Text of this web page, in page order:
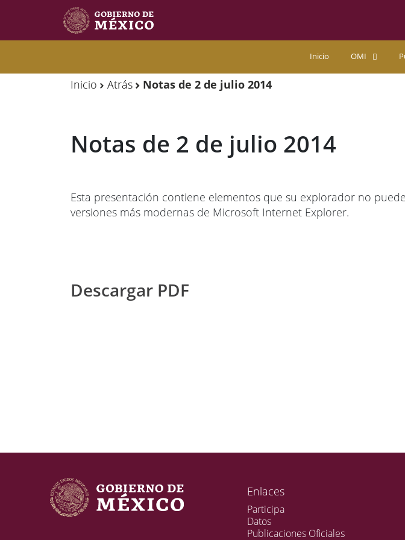
de
Humanas
de
Humanas
Inicio OMI
Inicio Atrás Notas de 2 de julio 2014
Notas de 2 de julio 2014
Esta presentación contiene elementos que su explorador no
versiones más modernas de Microsoft Internet Explorer.
Descargar PDF
Enlaces
Participa
Datos
Publicaciones Oficiales